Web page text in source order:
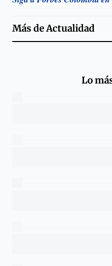
Más deActualidad
Lo